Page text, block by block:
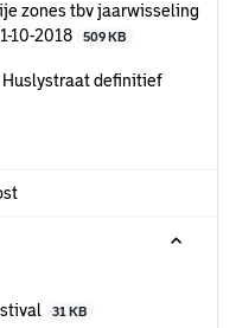
zones tbv jaarwisseling
10-2018
509 KB
definitief
31 KB